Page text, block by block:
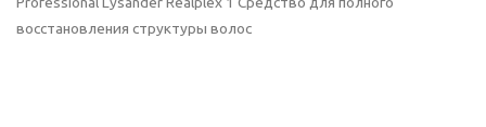
восстановления структуры волос